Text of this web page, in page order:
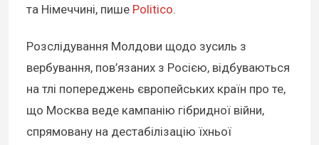
та Німеччині, пише Politico.
Розслідування Молдови щодо зусиль з
вербування, пов’язаних з Росією, відбуваються
на тлі попереджень європейських країн про те,
що Москва веде кампанію гібридної війни,
спрямовану на дестабілізацію їхньої